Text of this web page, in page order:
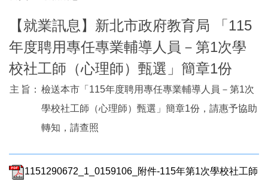
【就業訊息】新北市政府教育局 「115
年度聘用專任專業輔導人員－第1次學
校社工師（心理師）甄選」簡章1份
主 旨： 檢送本市「115年度聘用專任專業輔導人員－第1次
學校社工師（心理師）甄選」簡章1份，請惠予協助
轉知，請查照
1151290672_1_0159106_附件-115年第1次學校社工師